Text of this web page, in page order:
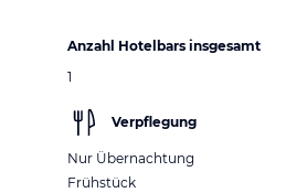
Anzahl Hotelbars insgesamt
1
Verpflegung
Nur Übernachtung
Frühstück